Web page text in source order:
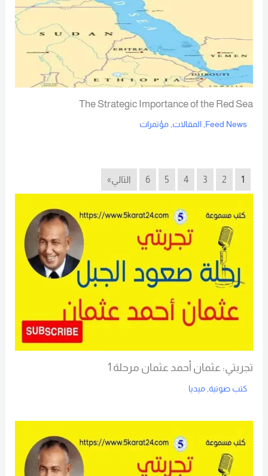
The Strategic Importance of the Red Sea
Feed News
, المقالات, مؤتمرات
1
2
3
4
5
6 التالي»
تجربتي: عثمان أحمد عثمان مرحلة 1
كتب صوتية, ميديا